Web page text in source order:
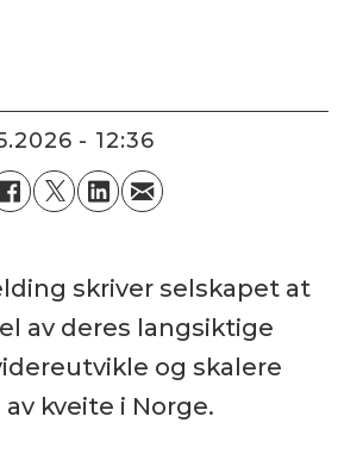
- 12:36
skriver selskapet at
av deres langsiktige
og skalere
kveite i Norge.